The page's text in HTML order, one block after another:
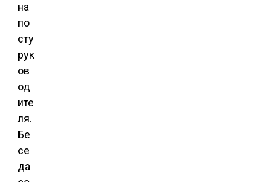
на
по
сту
рук
ов
од
ите
ля.
Бе
се
да